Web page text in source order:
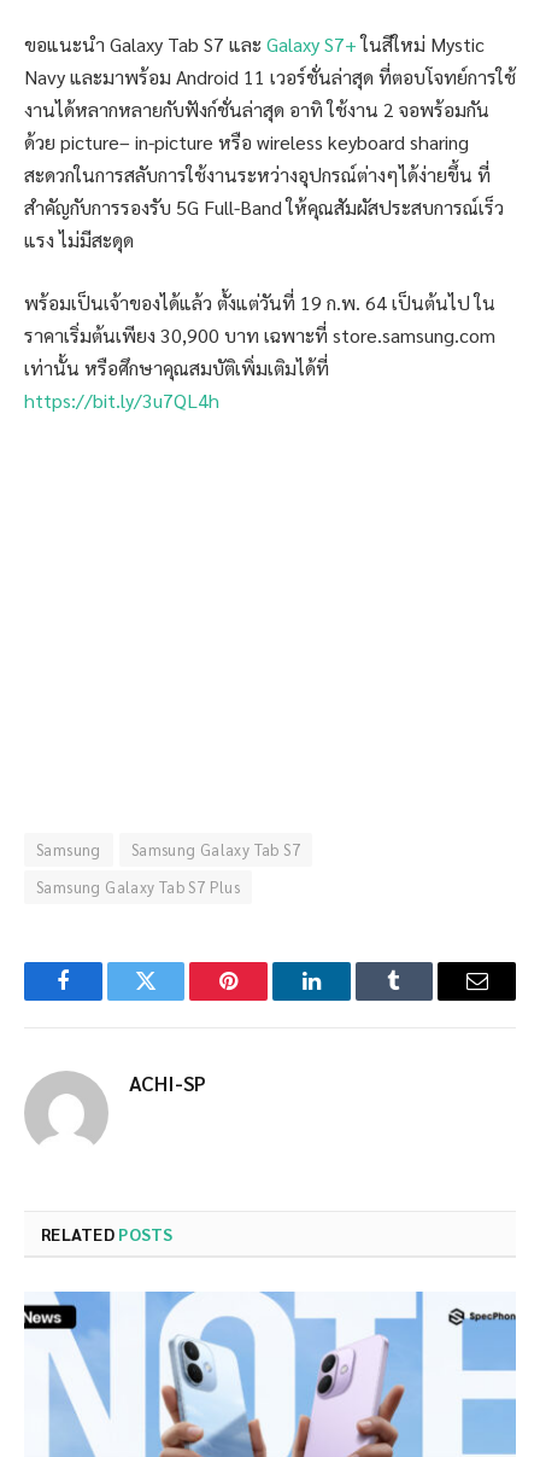
ขอแนะนำ Galaxy Tab S7 และ Galaxy S7+ในสีใหม่ Mystic
Navy และมาพร้อม Android 11 เวอร์ชั่นล่าสุด ที่ตอบโจทย์การใช้
งานได้หลากหลายกับฟังก์ชั่นล่าสุด อาทิ ใช้งาน 2 จอพร้อมกัน
ด้วย picture– in-picture หรือ wireless keyboard sharing
สะดวกในการสลับการใช้งานระหว่างอุปกรณ์ต่างๆได้ง่ายขึ้น ที่
สำคัญกับการรองรับ 5G Full-Band ให้คุณสัมผัสประสบการณ์เร็ว
แรง ไม่มีสะดุด
พร้อมเป็นเจ้าของได้แล้ว ตั้งแต่วันที่ 19 ก.พ. 64 เป็นต้นไป ใน
ราคาเริ่มต้นเพียง 30,900 บาท เฉพาะที่ store.samsung.com
เท่านั้น หรือศึกษาคุณสมบัติเพิ่มเติมได้ที่
https://bit.ly/3u7QL4h
Samsung
Samsung Galaxy Tab S7
Samsung Galaxy Tab S7 Plus
FacebookTwitter Pinterest LinkedInTumblr Email
ACHI-SP
RELATED POSTS